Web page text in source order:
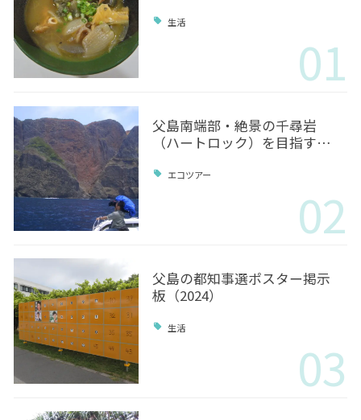
生活
01
父島南端部・絶景の千尋岩
（ハートロック）を目指す…
エコツアー
02
父島の都知事選ポスター掲示
板（2024）
生活
03